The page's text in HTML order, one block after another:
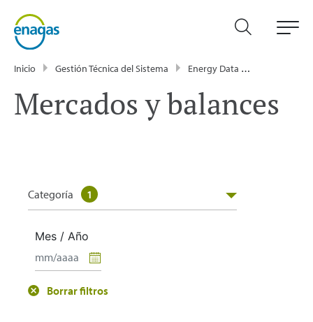
Inicio Gestión Técnica del Sistema Energy Data
Mercados y balances
Categoría 1
Mes / Año
Borrar filtros